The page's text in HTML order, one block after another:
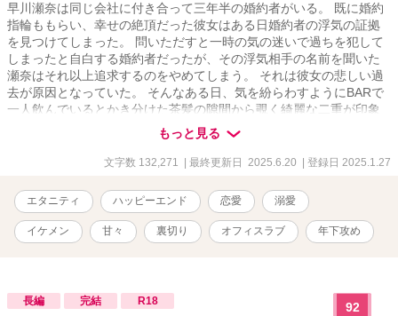
早川瀬奈は同じ会社に付き合って三年半の婚約者がいる。 既に婚約
指輪ももらい、幸せの絶頂だった彼女はある日婚約者の浮気の証拠
を見つけてしまった。 問いただすと一時の気の迷いで過ちを犯して
しまったと自白する婚約者だったが、その浮気相手の名前を聞いた
瀬奈はそれ以上追求するのをやめてしまう。 それは彼女の悲しい過
去が原因となっていた。 そんなある日、気を紛らわすようにBARで
一人飲んでいるとかき分けた茶髪の隙間から覗く綺麗な二重が印象
的のイケメン九条夏樹に出会う。 彼はオーダーメイドのジュエリー
ショップを経営する若きオーナーだった。 身体の関係から始まる本
当の愛の物語。 二人きりの時の夏樹はとびきり甘く、そして強引な
り元婚約者なのか、それとも身体の関係から始まった夏樹なのか。
そして瀬奈の心にのしかかる過去の出来事は一体⋯⋯。 ※表紙はニ
ジジャーニーで作成しました
もっと見る
文字数 132,271 | 最終更新日 2025.6.20 | 登録日 2025.1.27
エタニティ ハッピーエンド 恋愛 溺愛
イケメン 甘々 裏切り オフィスラブ 年下攻め
長編 完結 R18 92